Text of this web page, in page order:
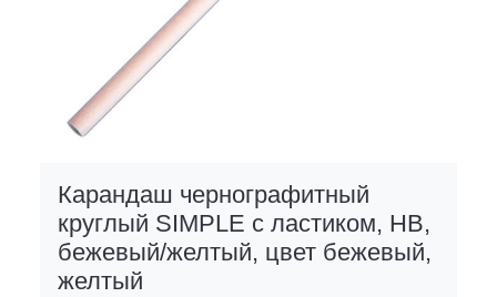
Карандаш чернографитный
круглый SIMPLE с ластиком, HB,
бежевый/желтый, цвет бежевый,
желтый